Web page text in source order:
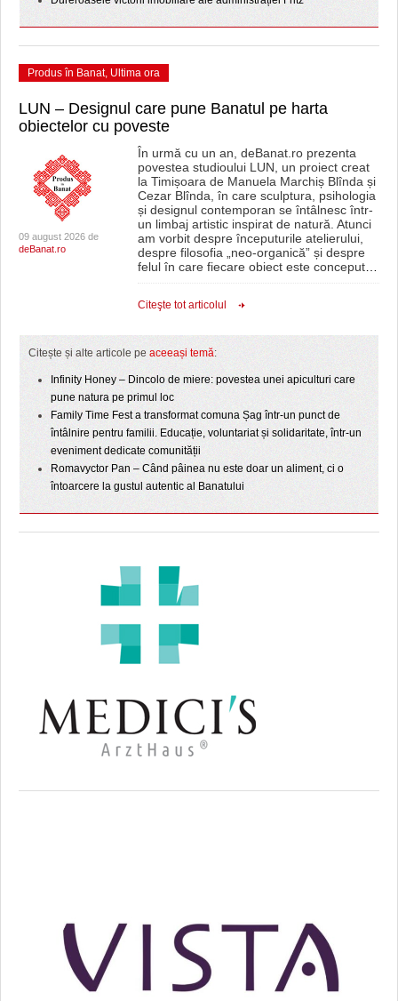
Produs în Banat, Ultima ora
LUN – Designul care pune Banatul pe harta
obiectelor cu poveste
09 august 2026 de
deBanat.ro
În urmă cu un an, deBanat.ro prezenta
povestea studioului LUN, un proiect creat
la Timișoara de Manuela Marchiș Blînda și
Cezar Blînda, în care sculptura, psihologia
și designul contemporan se întâlnesc într-
un limbaj artistic inspirat de natură. Atunci
am vorbit despre începuturile atelierului,
despre filosofia „neo-organică” și despre
felul în care fiecare obiect este conceput…
Citeşte tot articolul
Citește și alte articole pe aceeași temă:
Infinity Honey – Dincolo de miere: povestea unei apiculturi care
pune natura pe primul loc
Family Time Fest a transformat comuna Șag într-un punct de
întâlnire pentru familii. Educație, voluntariat și solidaritate, într-un
eveniment dedicate comunității
Romavyctor Pan – Când pâinea nu este doar un aliment, ci o
întoarcere la gustul autentic al Banatului